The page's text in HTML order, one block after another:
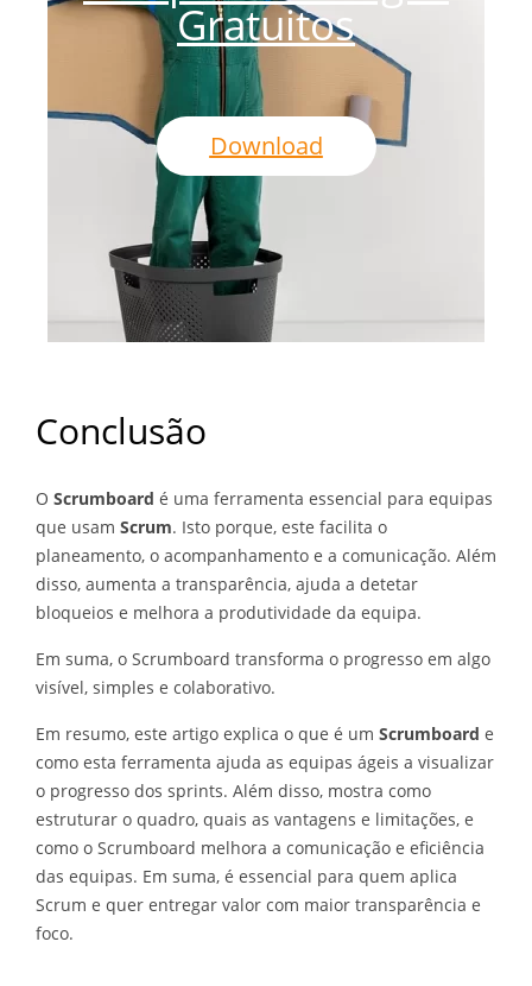
Gratuitos
Download
Conclusão
O Scrumboard é uma ferramenta essencial para equipas
que usam Scrum. Isto porque, este facilita o
planeamento, o acompanhamento e a comunicação. Além
disso, aumenta a transparência, ajuda a detetar
bloqueios e melhora a produtividade da equipa.
Em suma, o Scrumboard transforma o progresso em algo
visível, simples e colaborativo.
Em resumo, este artigo explica o que é um Scrumboard e
como esta ferramenta ajuda as equipas ágeis a visualizar
o progresso dos sprints. Além disso, mostra como
estruturar o quadro, quais as vantagens e limitações, e
como o Scrumboard melhora a comunicação e eficiência
das equipas. Em suma, é essencial para quem aplica
Scrum e quer entregar valor com maior transparência e
foco.